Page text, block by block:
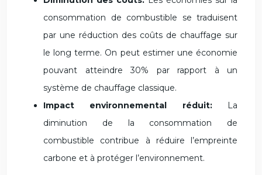
consommation de combustible se traduisent
par une réduction des coûts de chauffage sur
le long terme. On peut estimer une économie
pouvant atteindre 30% par rapport à un
système de chauffage classique.
Impact environnemental réduit:
La
diminution de la consommation de
combustible contribue à réduire l’empreinte
carbone et à protéger l’environnement.